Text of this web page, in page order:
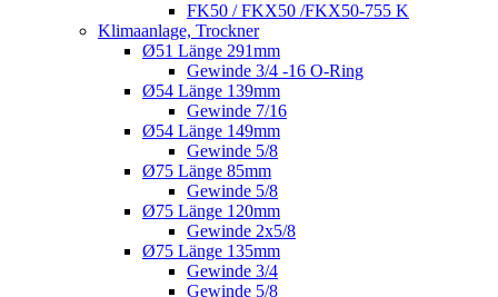
FK50 / FKX50 /FKX50-755 K
Klimaanlage, Trockner
Ø51 Länge 291mm
Gewinde 3/4 -16 O-Ring
Ø54 Länge 139mm
Gewinde 7/16
Ø54 Länge 149mm
Gewinde 5/8
Ø75 Länge 85mm
Gewinde 5/8
Ø75 Länge 120mm
Gewinde 2x5/8
Ø75 Länge 135mm
Gewinde 3/4
Gewinde 5/8